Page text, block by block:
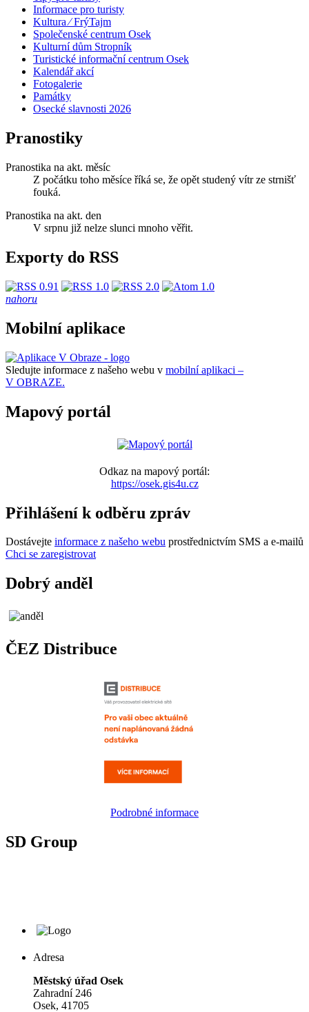
Informace pro turisty
Kultura ⁄ FrýTajm
Společenské centrum Osek
Kulturní dům Stropník
Turistické informační centrum Osek
Kalendář akcí
Fotogalerie
Památky
Osecké slavnosti 2026
Pranostiky
Pranostika na akt. měsíc
Z počátku toho měsíce říká se, že opět studený vítr ze strnišť
fouká.
Pranostika na akt. den
V srpnu již nelze slunci mnoho věřit.
Exporty do RSS
nahoru
Mobilní aplikace
Sledujte informace z našeho webu v mobilní aplikaci –
V OBRAZE.
Mapový portál
Odkaz na mapový portál:
https://osek.gis4u.cz
Přihlášení k odběru zpráv
Dostávejte informace z našeho webu prostřednictvím SMS a e-mailů
Chci se zaregistrovat
Dobrý anděl
ČEZ Distribuce
Podrobné informace
SD Group
Adresa
Městský úřad Osek
Zahradní 246
Osek, 41705